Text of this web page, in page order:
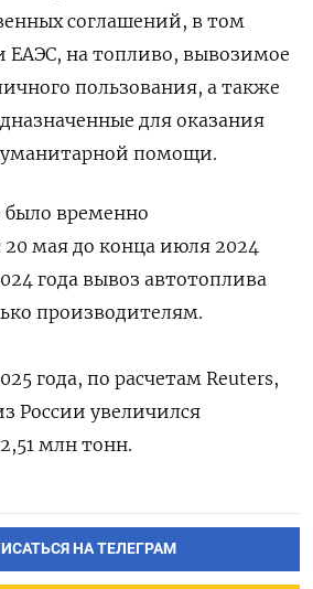
соглашений, в том
ЕАЭС, на топливо, вывозимое
пользования, а также
для оказания
помощи.
было временно
20 мая до конца июля 2024
года вывоз автотоплива
производителям.
года, по расчетам Reuters,
России увеличился
млн тонн.
НА ТЕЛЕГРАМ